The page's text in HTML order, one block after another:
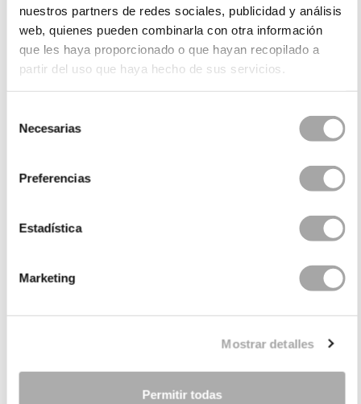
nuestros partners de redes sociales, publicidad y análisis
web, quienes pueden combinarla con otra información
que les haya proporcionado o que hayan recopilado a
partir del uso que haya hecho de sus servicios.
Necesarias
Preferencias
Estadística
Marketing
Mostrar detalles
Permitir todas